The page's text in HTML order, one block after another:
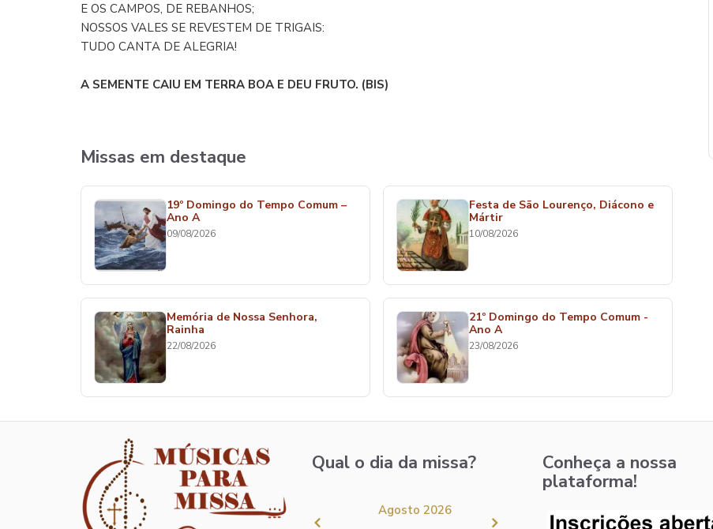
E OS CAMPOS, DE REBANHOS;
NOSSOS VALES SE REVESTEM DE TRIGAIS:
TUDO CANTA DE ALEGRIA!
A SEMENTE CAIU EM TERRA BOA E DEU FRUTO. (BIS)
Missas em destaque
19º Domingo do Tempo Comum –
Ano A
09/08/2026
Festa de São Lourenço, Diácono e
Mártir
10/08/2026
Memória de Nossa Senhora,
Rainha
22/08/2026
21º Domingo do Tempo Comum -
Ano A
23/08/2026
Qual o dia da missa?
Agosto 2026
Conheça a nossa
plataforma!